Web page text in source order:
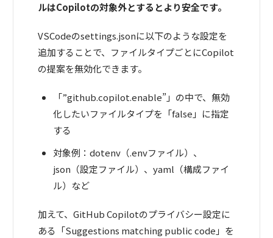
ルはCopilotの対象外とするとより安全です。
VSCodeのsettings.jsonに以下のような設定を
追加することで、ファイルタイプごとにCopilot
の提案を無効化できます。
「”github.copilot.enable”」の中で、無効
化したいファイルタイプを「false」に指定
する
対象例：dotenv（.envファイル）、
json（設定ファイル）、yaml（構成ファイ
ル）など
加えて、GitHub Copilotのプライバシー設定に
ある「Suggestions matching public code」を